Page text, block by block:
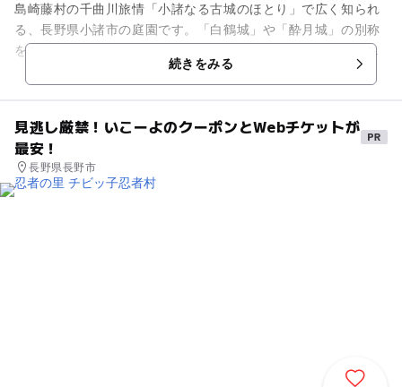
島崎藤村の千曲川旅情「小諸なる古城のほとり」で広く知られ
る、長野県小諸市の庭園です。「白鶴城」や「酔月城」の別称
をもつ小諸城跡地の三の門には、徳川家達筆の「懐古園」の大
きな額が掛かられています。...続きをみる
見逃し厳禁！いこーよのクーポンとWebチケットが
最安！
長野県長野市